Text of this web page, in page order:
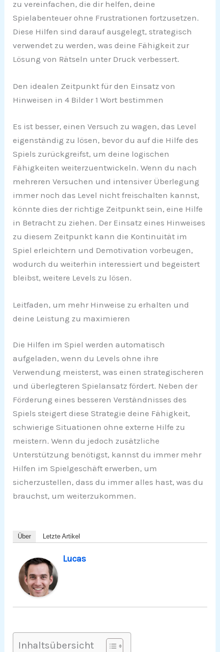
zu vereinfachen, die dir helfen, deine
Spielabenteuer ohne Frustrationen fortzusetzen.
Diese Hilfen sind darauf ausgelegt, strategisch
verwendet zu werden, was deine Fähigkeit zur
Lösung von Rätseln unter Druck verbessert.
Den idealen Zeitpunkt für den Einsatz von
Hinweisen in 4 Bilder 1 Wort bestimmen
Es ist besser, einen Versuch zu wagen, das Level
eigenständig zu lösen, bevor du auf die Hilfe des
Spiels zurückgreifst, um deine logischen
Fähigkeiten weiterzuentwickeln. Wenn du nach
mehreren Versuchen und intensiver Überlegung
immer noch das Level nicht freischalten kannst,
könnte dies der richtige Zeitpunkt sein, eine Hilfe
in Betracht zu ziehen. Der Einsatz eines Hinweises
zu diesem Zeitpunkt kann die Kontinuität im
Spiel erleichtern und Demotivation vorbeugen,
wodurch du weiterhin interessiert und begeistert
bleibst, weitere Levels zu lösen.
Leitfaden, um mehr Hinweise zu erhalten und
deine Leistung zu maximieren
Die Hilfen im Spiel werden automatisch
aufgeladen, wenn du Levels ohne ihre
Verwendung meisterst, was einen strategischeren
und überlegteren Spielansatz fördert. Neben der
Förderung eines besseren Verständnisses des
Spiels steigert diese Strategie deine Fähigkeit,
schwierige Situationen ohne externe Hilfe zu
meistern. Wenn du jedoch zusätzliche
Unterstützung benötigst, kannst du immer mehr
Hilfen im Spielgeschäft erwerben, um
sicherzustellen, dass du immer alles hast, was du
brauchst, um weiterzukommen.
Über Letzte Artikel
Lucas
Inhaltsübersicht